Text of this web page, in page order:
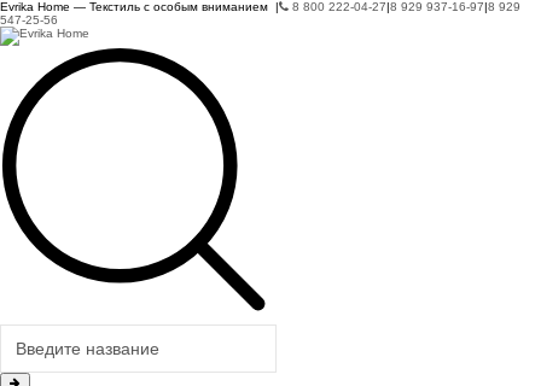
Evrika Home — Текстиль с особым вниманием | 8 800 222-04-27|8 929 937-16-97|8 929
547-25-56